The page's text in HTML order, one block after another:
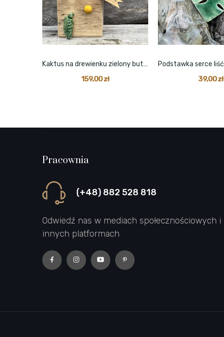
Kaktus na drewienku zielony butelkowy z małym...
159,00 zł 39,00 zł
Pracownia
(+48) 882 528 818
Odwiedź nas w mediach społecznościowych i
innych platformach